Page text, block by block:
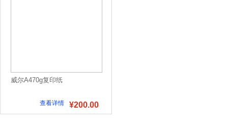
威尔A470g复印纸
¥200.00
查看详情